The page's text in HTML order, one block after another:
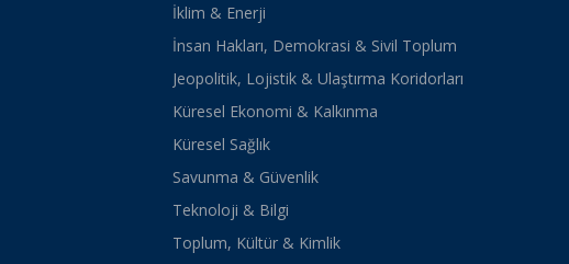
İklim & Enerji
İnsan Hakları, Demokrasi & Sivil Toplum
Jeopolitik, Lojistik & Ulaştırma Koridorları
Küresel Ekonomi & Kalkınma
Küresel Sağlık
Savunma & Güvenlik
Teknoloji & Bilgi
Toplum, Kültür & Kimlik